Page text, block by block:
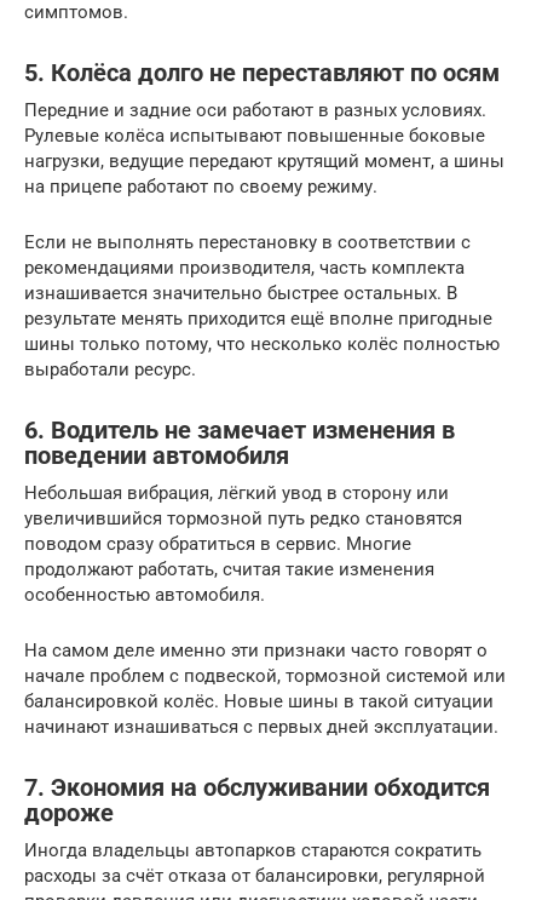
симптомов.
5. Колёса долго не переставляют по осям
Передние и задние оси работают в разных условиях.
Рулевые колёса испытывают повышенные боковые
нагрузки, ведущие передают крутящий момент, а шины
на прицепе работают по своему режиму.
Если не выполнять перестановку в соответствии с
рекомендациями производителя, часть комплекта
изнашивается значительно быстрее остальных. В
результате менять приходится ещё вполне пригодные
шины только потому, что несколько колёс полностью
выработали ресурс.
6. Водитель не замечает изменения в
поведении автомобиля
Небольшая вибрация, лёгкий увод в сторону или
увеличившийся тормозной путь редко становятся
поводом сразу обратиться в сервис. Многие
продолжают работать, считая такие изменения
особенностью автомобиля.
На самом деле именно эти признаки часто говорят о
начале проблем с подвеской, тормозной системой или
балансировкой колёс. Новые шины в такой ситуации
начинают изнашиваться с первых дней эксплуатации.
7. Экономия на обслуживании обходится
дороже
Иногда владельцы автопарков стараются сократить
расходы за счёт отказа от балансировки, регулярной